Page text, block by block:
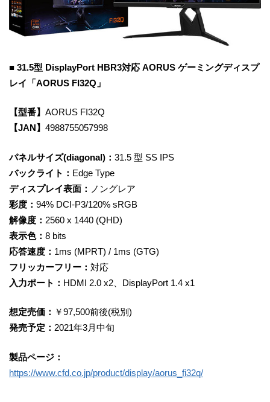
■ 31.5型 DisplayPort HBR3対応 AORUS ゲーミングディスプ
レイ「AORUS FI32Q」
【型番】 AORUS FI32Q
【JAN】 4988755057998
パネルサイズ(diagonal)： 31.5 型 SS IPS
バックライト： Edge Type
ディスプレイ表面： ノングレア
彩度： 94% DCI-P3/120% sRGB
解像度： 2560 x 1440 (QHD)
表示色： 8 bits
応答速度： 1ms (MPRT) / 1ms (GTG)
フリッカーフリー： 対応
入力ポート： HDMI 2.0 x2、DisplayPort 1.4 x1
想定売価： ￥97,500前後(税別)
発売予定： 2021年3月中旬
製品ページ：
https://www.cfd.co.jp/product/display/aorus_fi32q/